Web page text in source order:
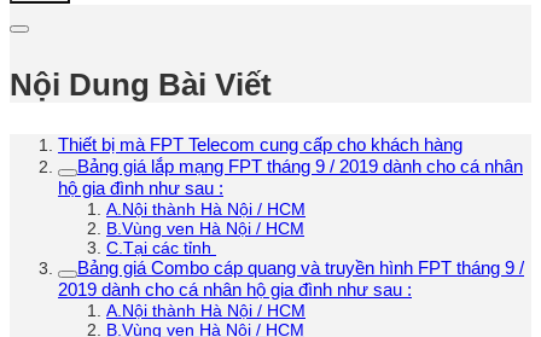
Nội Dung Bài Viết
Thiết bị mà FPT Telecom cung cấp cho khách hàng
Bảng giá lắp mạng FPT tháng 9 / 2019 dành cho cá nhân
hộ gia đình như sau :
A.Nội thành Hà Nội / HCM
B.Vùng ven Hà Nội / HCM
C.Tại các tỉnh
Bảng giá Combo cáp quang và truyền hình FPT tháng 9 /
2019 dành cho cá nhân hộ gia đình như sau :
A.Nội thành Hà Nội / HCM
B.Vùng ven Hà Nội / HCM